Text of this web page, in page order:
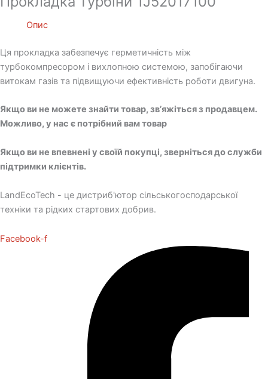
Опис
Ця прокладка забезпечує герметичність між
турбокомпресором і вихлопною системою, запобігаючи
витокам газів та підвищуючи ефективність роботи двигуна.
Якщо ви не можете знайти товар, зв’яжіться з продавцем.
Можливо, у нас є потрібний вам товар
Якщо ви не впевнені у своїй покупці, зверніться до служби
підтримки клієнтів.
LandEcoTech - це дистриб'ютор сільськогосподарської
техніки та рідких стартових добрив.
Facebook-f